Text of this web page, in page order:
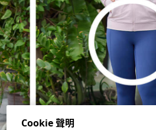
Cookie 聲明